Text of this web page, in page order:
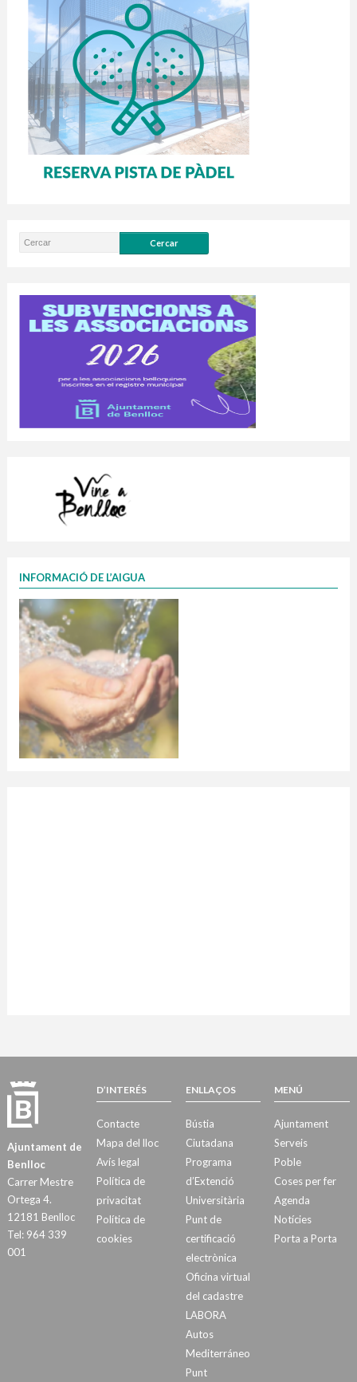
INFORMACIÓ DE L’AIGUA
Ajuntament de
Benlloc
Carrer Mestre
Ortega 4.
12181 Benlloc
Tel: 964 339
001
D’INTERÉS
Contacte
Mapa del lloc
Avís legal
Política de
privacitat
Política de
cookies
ENLLAÇOS
Bústia
Ciutadana
Programa
d’Extenció
Universitària
Punt de
certificació
electrònica
Oficina virtual
del cadastre
LABORA
Autos
Mediterráneo
Punt
MENÚ
Ajuntament
Serveis
Poble
Coses per fer
Agenda
Notícies
Porta a Porta